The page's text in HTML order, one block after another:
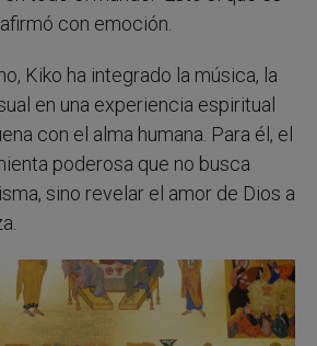
con emoción.
Kiko ha integrado la música, la
en una experiencia espiritual
con el alma humana. Para él, el
poderosa que no busca
sino revelar el amor de Dios a